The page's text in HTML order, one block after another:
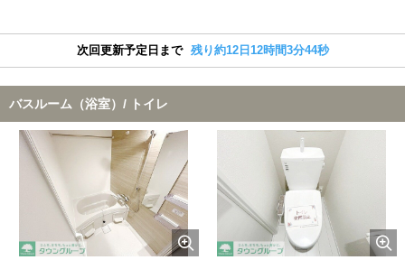
次回更新予定日まで 残り約12日12時間3分43秒
バスルーム（浴室）/ トイレ